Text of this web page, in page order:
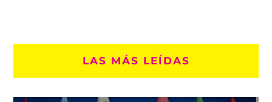
LAS MÁS LEÍDAS